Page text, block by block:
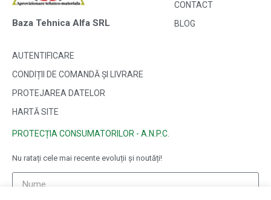
Baza Tehnica Alfa SRL
CONTACT
BLOG
AUTENTIFICARE
CONDIȚII DE COMANDĂ ȘI LIVRARE
PROTEJAREA DATELOR
HARTĂ SITE
PROTECȚIA CONSUMATORILOR - A.N.P.C.
Nu ratați cele mai recente evoluții și noutăți!